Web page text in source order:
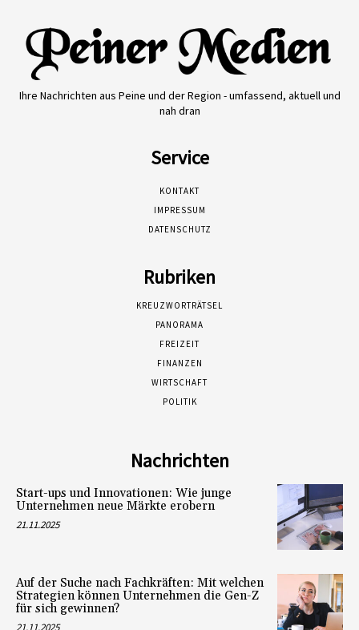
Ihre Nachrichten aus Peine und der Region - umfassend, aktuell und
nah dran
Service
KONTAKT
IMPRESSUM
DATENSCHUTZ
Rubriken
KREUZWORTRÄTSEL
PANORAMA
FREIZEIT
FINANZEN
WIRTSCHAFT
POLITIK
Nachrichten
Start-ups und Innovationen: Wie junge
Unternehmen neue Märkte erobern
21.11.2025
Auf der Suche nach Fachkräften: Mit welchen
Strategien können Unternehmen die Gen-Z
für sich gewinnen?
21.11.2025